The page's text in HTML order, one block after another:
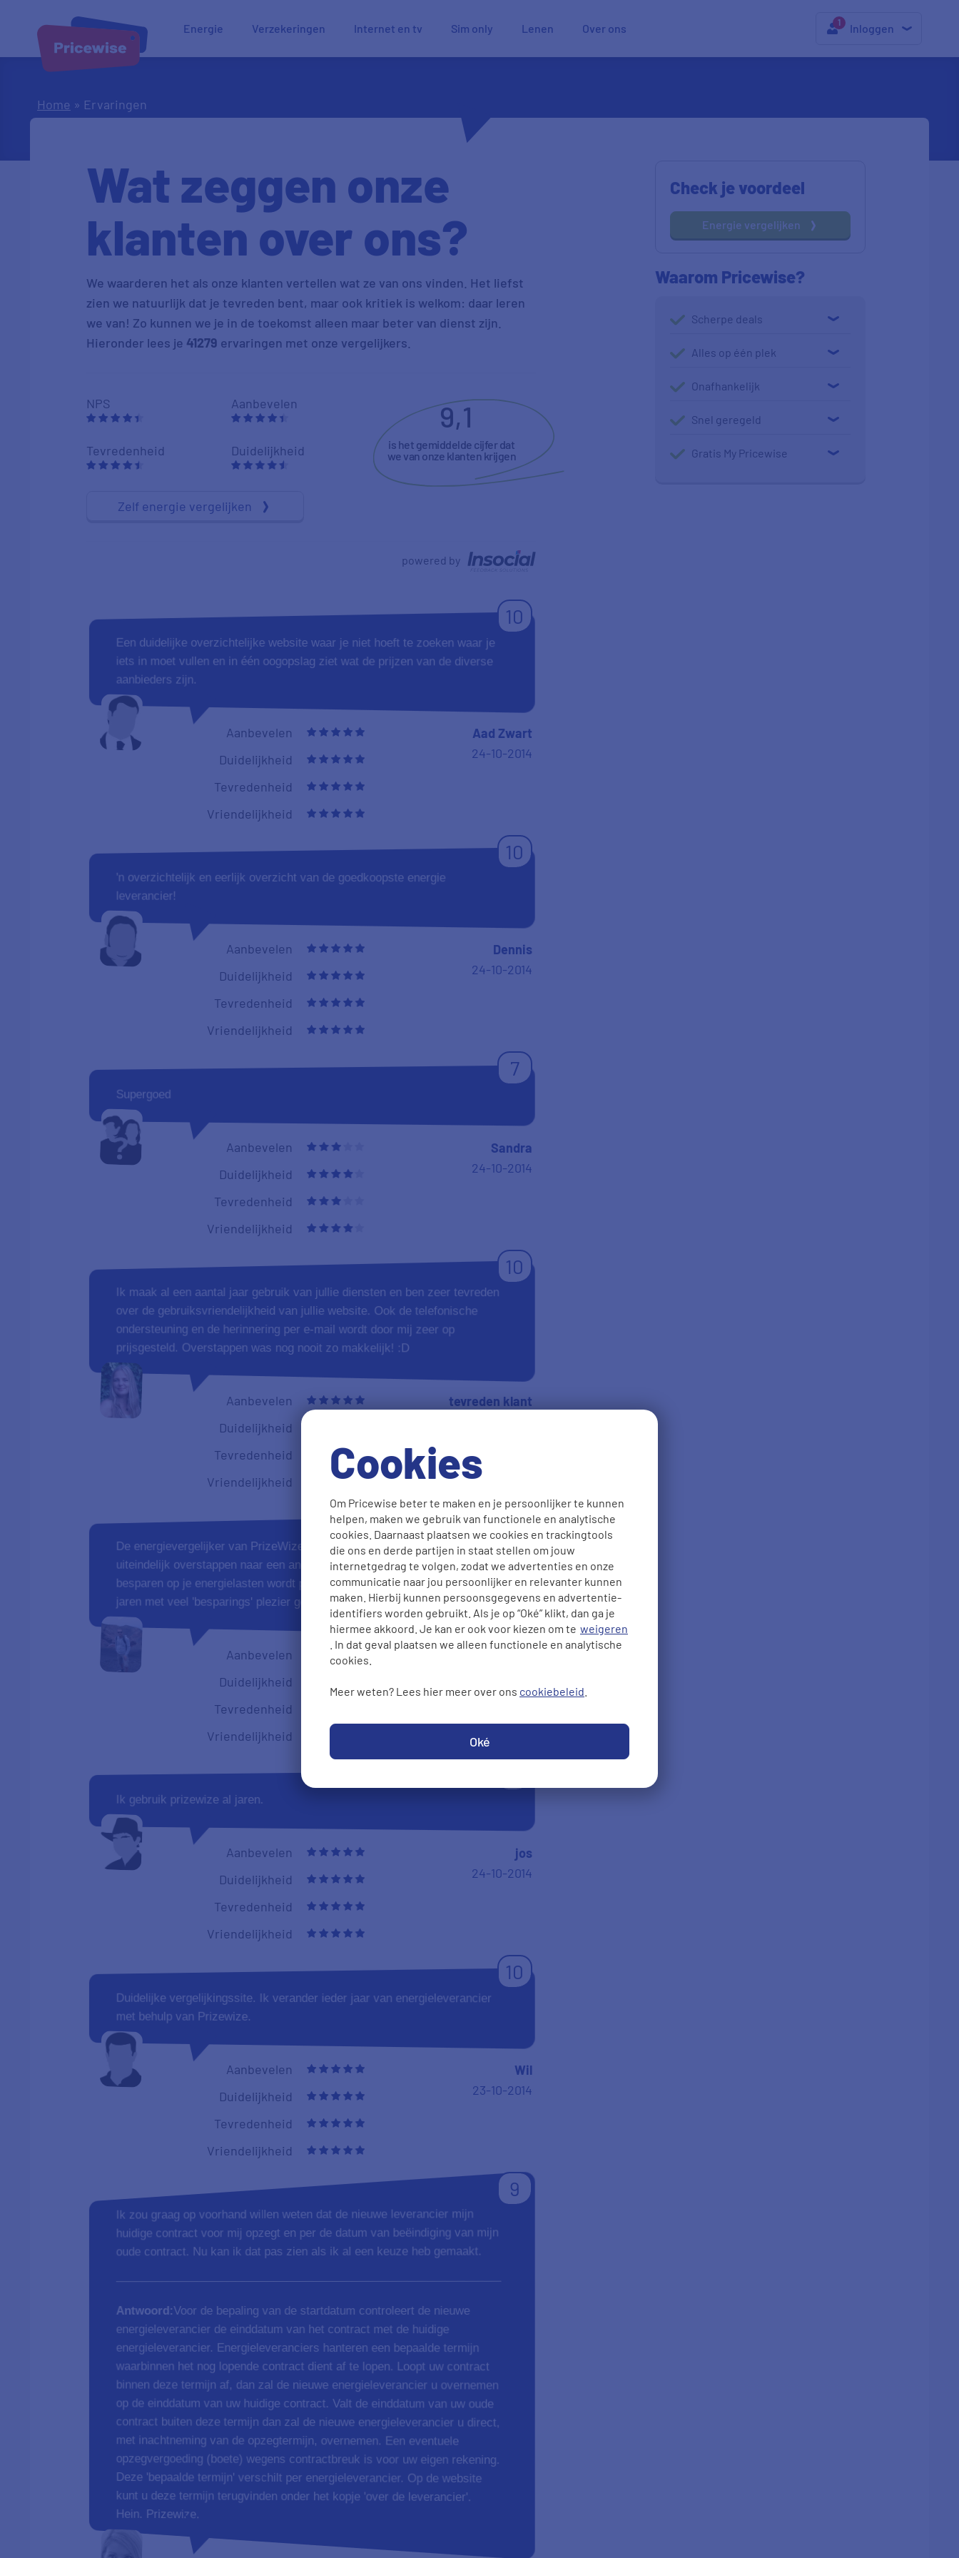
Cookies
Om Pricewise beter te maken en je persoonlijker te kunnen
helpen, maken we gebruik van functionele en analytische
cookies. Daarnaast plaatsen we cookies en trackingtools
die ons en derde partijen in staat stellen om jouw
internetgedrag te volgen, zodat we advertenties en onze
communicatie naar jou persoonlijker en relevanter kunnen
maken. Hierbij kunnen persoonsgegevens en advertentie-
identifiers worden gebruikt. Als je op “Oké” klikt, dan ga je
hiermee akkoord. Je kan er ook voor kiezen om te weigeren
. In dat geval plaatsen we alleen functionele en analytische
cookies.
Meer weten? Lees hier meer over ons cookiebeleid
Oké
Energie Verzekeringen Internet en tv Sim only Lenen Over ons Inloggen
Home » Ervaringen
Wat zeggen onze
klanten over ons?
We waarderen het als onze klanten vertellen wat ze van ons vinden. Het liefst
zien we natuurlijk dat je tevreden bent, maar ook kritiek is welkom: daar leren
we van! Zo kunnen we je in de toekomst alleen maar beter van dienst zijn.
Hieronder lees je 41279 ervaringen met onze vergelijkers.
NPS
Tevredenheid
Aanbevelen
Duidelijkheid
9,1
is het gemiddelde cijfer dat
we van onze klanten krijgen
Zelf energie vergelijken
powered by
10
Een duidelijke overzichtelijke website waar je niet hoeft te zoeken waar je
iets in moet vullen en in één oogopslag ziet wat de prijzen van de diverse
aanbieders zijn.
Aanbevelen
Duidelijkheid
Tevredenheid
Vriendelijkheid
Aad Zwart
24-10-2014
10
'n overzichtelijk en eerlijk overzicht van de goedkoopste energie
leverancier!
Aanbevelen
Duidelijkheid
Tevredenheid
Vriendelijkheid
Dennis
24-10-2014
7
Supergoed
Aanbevelen
Duidelijkheid
Tevredenheid
Vriendelijkheid
Sandra
24-10-2014
10
Ik maak al een aantal jaar gebruik van jullie diensten en ben zeer tevreden
over de gebruiksvriendelijkheid van jullie website. Ook de telefonische
ondersteuning en de herinnering per e-mail wordt door mij zeer op
prijsgesteld. Overstappen was nog nooit zo makkelijk! :D
Aanbevelen
Duidelijkheid
Tevredenheid
Vriendelijkheid
tevreden klant
10
De energievergelijker van PrizeWize is helder en overzichtelijk. Het
uiteindelijk overstappen naar een andere leverancier om zodoende te
besparen op je energielasten wordt perfect geregeld. Ik maak al enkele
jaren met veel 'besparings' plezier gebruik van de diensten van PrizeWize.
Aanbevelen
Duidelijkheid
Tevredenheid
Vriendelijkheid
Ik gebruik prizewize al jaren.
Aanbevelen
Duidelijkheid
Tevredenheid
Vriendelijkheid
jos
24-10-2014
10
Duidelijke vergelijkingssite. Ik verander ieder jaar van energieleverancier
met behulp van Prizewize.
Aanbevelen
Duidelijkheid
Tevredenheid
Vriendelijkheid
Wil
23-10-2014
9
Ik zou graag op voorhand willen weten dat de nieuwe leverancier mijn
huidige contract voor mij opzegt en per de datum van beëindiging van mijn
oude contract. Nu kan ik dat pas zien als ik al een keuze heb gemaakt.
Antwoord:Voor de bepaling van de startdatum controleert de nieuwe
energieleverancier de einddatum van het contract met de huidige
energieleverancier. Energieleveranciers hanteren een bepaalde termijn
waarbinnen het nog lopende contract dient af te lopen. Loopt uw contract
binnen deze termijn af, dan zal de nieuwe energieleverancier u overnemen
op de einddatum van uw huidige contract. Valt de einddatum van uw oude
contract buiten deze termijn dan zal de nieuwe energieleverancier u direct,
met inachtneming van de opzegtermijn, overnemen. Een eventuele
opzegvergoeding (boete) wegens contractbreuk is voor uw eigen rekening.
Deze 'bepaalde termijn' verschilt per energieleverancier. Op de website
kunt u deze termijn terugvinden onder het kopje 'over de leverancier'.
Hein. Prizewize.
Check je voordeel
Energie vergelijken
Waarom Pricewise?
Scherpe deals
Alles op één plek
Onafhankelijk
Snel geregeld
Gratis My Pricewise